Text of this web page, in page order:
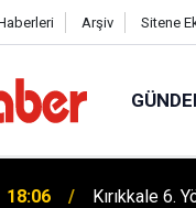
Arşiv Sitene
18:06 Kırıkkale 6.